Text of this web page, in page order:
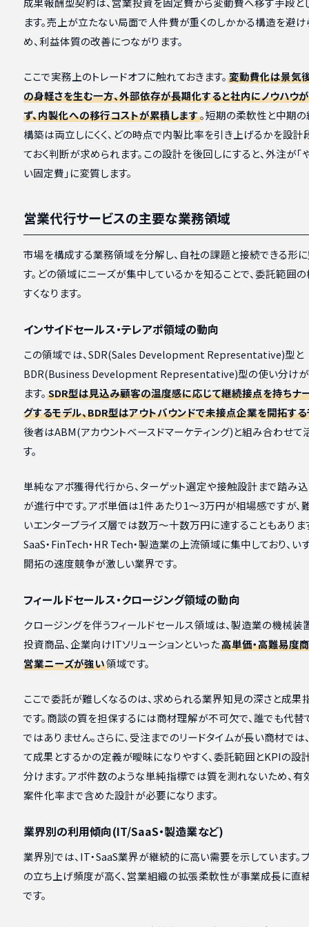
ます。売上が立たない局面で人件費が重くのしかかる構造を避け
め、利益体質の改善につながります。
ここで実務上のトレードオフに触れておきます。 変動費化は景気
の身軽さを生む一方、外部依存が長期化すると社内にノウハウ
ず、内製化への移行コストが累積します。短期の柔軟性と中期
構築は両立しにくく、どの時点で内製比率を引き上げるかを設
ておく判断が求められます。この設計を後回しにすると、外注が「
い固定費」に変質します。
営業代行サービスの主要な業務領域
市場を構成する業務領域を分解し、自社の課題と接続できる形
す。どの領域にニーズが集中しているかを知ることで、委託範囲
すくなります。
インサイドセールス・テレアポ領域の動向
この領域では、SDR(Sales Development Representative)型と
BDR(Business Development Representative)型の使い分け
ます。 SDR型は見込み顧客の温度感に応じて継続接点を持ちナ
グするモデル、BDR型はアウトバウンドで未接点企業を開拓す
後者はABM(アカウントベースドマーケティング)と組み合わせて
す。
単純なアポ獲得代行から、ターゲット選定や接触設計まで踏み
が進行中です。アポ単価は1件あたり1〜3万円が相場感ですが、
いエンタープライズ層では数万〜十数万円に達することもありま
SaaS・FinTech・HR Tech・製造業の上流領域に集中しており、い
開拓の速度競争が激しい業界です。
フィールドセールス・クロージング領域の動向
クロージングを伴うフィールドセールス領域は、製造業の機械装
投資商品、企業向けITソリューションといった高単価・高難易度
営業ニーズが強い領域です。
ここで委託が難しくなるのは、求められる業界知見の深さと成果
です。商談の質を担保するには商材理解が不可欠で、誰でも代替
ではありません。さらに、受注までのリードタイムが長い商材では
て成果とするかの定義が曖昧になりやすく、委託範囲とKPIの設
分けます。アポ件数のような単純指標では質を測れないため、
案件化率まで含めた設計が必要になります。
業界別の利用傾向(IT/SaaS・製造業など)
業界別では、IT・SaaS業界が継続的に高い需要を示しています。
の立ち上げ頻度が高く、営業組織の拡張柔軟性が事業成長に直
です。